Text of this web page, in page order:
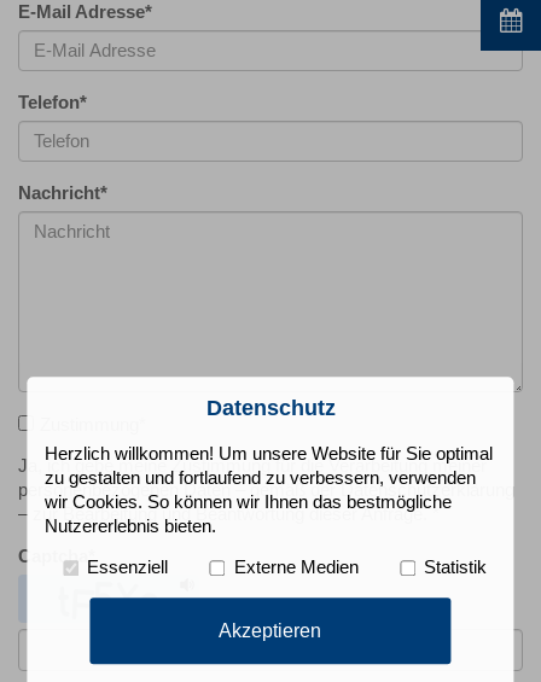
E-Mail Adresse*
Telefon*
Nachricht*
Ja, ich gebe meine Zustimmung für die Verarbeitung meiner
personenbezogenen Daten – gemäß der Datenschutzerklärung
– zur Bearbeitung und Beantwortung dieser Anfrage. *
Captcha *
Datenschutz
Herzlich willkommen! Um unsere Website für Sie optimal
zu gestalten und fortlaufend zu verbessern, verwenden
wir Cookies. So können wir Ihnen das bestmögliche
Nutzererlebnis bieten.
Essenziell Externe Medien Statistik
Akzeptieren